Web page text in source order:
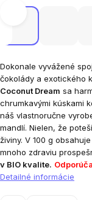
Dokonale vyvážené
čokolády a exotického
Coconut Dream sa
chrumkavými kúskami
náš vlastnoručne
mandlí. Nielen, že
živiny. V 100 g
mnoho zdraviu
v BIO kvalite.
Detailné informácie